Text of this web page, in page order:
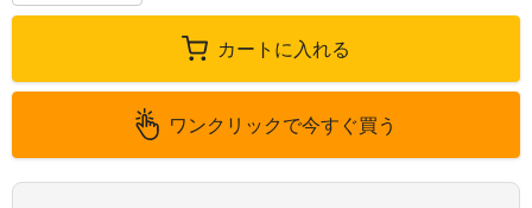
カートに入れる
ワンクリックで今すぐ買う